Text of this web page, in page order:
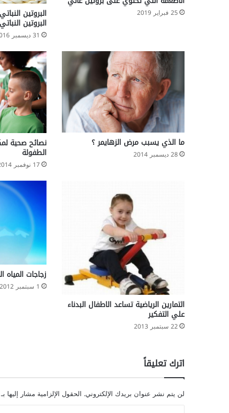
z
h
m
25 فبراير 2019 البروتين
البروتين
31 ديسمبر 2016
ما الذي يسبب مرض الزهايمر ؟
28 ديسمبر 2014
نصائح صحية
الطفولة
17 نوفمبر 2014
التمارين الرياضية تساعد الاطفال البدناء
علي التفكير
22 سبتمبر 2013
زجاجات المياه
1 سبتمبر 2012
اترك تعليقاً
لن يتم نشر عنوان بريدك الإلكتروني. الحقول الإلزامية مشار إليها بـ